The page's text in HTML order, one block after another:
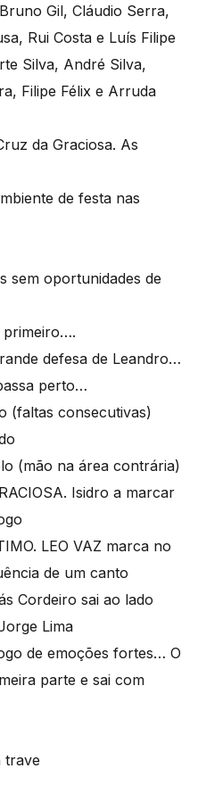
Gil, Cláudio Serra,
Rui Costa e Luís Filipe
Silva, André Silva,
Filipe Félix e Arruda
da Graciosa. As
de festa nas
sem oportunidades de
primeiro….
defesa de Leandro…
perto…
(faltas consecutivas)
(mão na área contrária)
Isidro a marcar
LEO VAZ marca no
de um canto
Cordeiro sai ao lado
Lima
de emoções fortes… O
parte e sai com
trave